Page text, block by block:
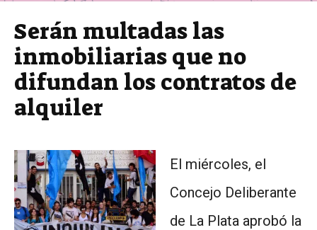
Serán multadas las
inmobiliarias que no
difundan los contratos de
alquiler
El miércoles, el
Concejo Deliberante
de La Plata aprobó la